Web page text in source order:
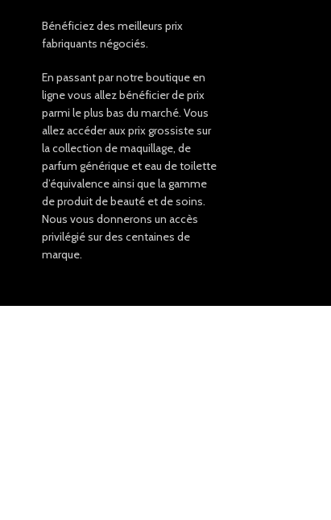
Bénéficiez des meilleurs prix
fabriquants négociés.
En passant par notre boutique en
ligne vous allez bénéficier de prix
parmi le plus bas du marché. Vous
allez accéder aux prix grossiste sur
la collection de maquillage, de
parfum générique et eau de toilette
d’équivalence ainsi que la gamme
de produit de beauté et de soins.
Nous vous donnerons un accès
privilégié sur des centaines de
marque.